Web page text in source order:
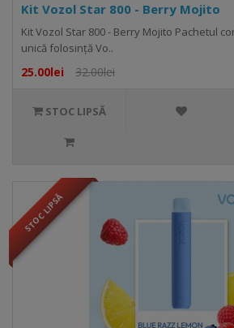
Kit Vozol Star 800 - Berry Mojito
Kit Vozol Star 800 - Berry Mojito Pachetul
unică folosință Vo..
25.00lei 32.00lei
STOC LIPSĂ
STOC LIPSĂ